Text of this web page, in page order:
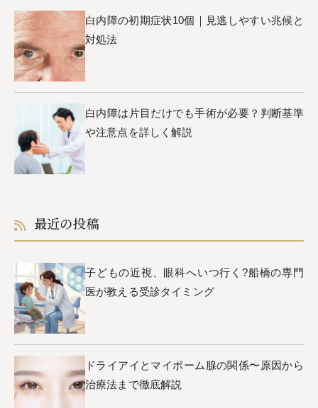
白内障の初期症状10個｜見逃しやすい兆候と
対処法
白内障は片目だけでも手術が必要？判断基準
や注意点を詳しく解説
最近の投稿
子どもの近視、眼科へいつ行く?船橋の専門
医が教える受診タイミング
ドライアイとマイボーム腺の関係〜原因から
治療法まで徹底解説